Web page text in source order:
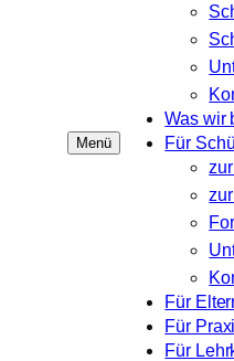
Menü
Was wir
Für
Für
Für
Für